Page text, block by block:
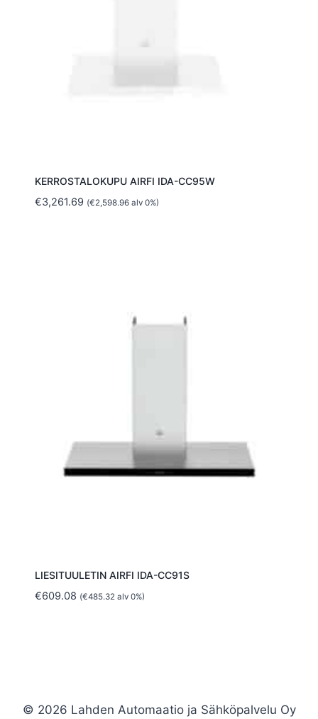
KERROSTALOKUPU AIRFI IDA-CC95W
€3,261.69 (€2,598.96alv 0%)
LIESITUULETIN AIRFI IDA-CC91S
€609.08 (€485.32alv 0%)
© 2026 Lahden Automaatio ja Sähköpalvelu Oy